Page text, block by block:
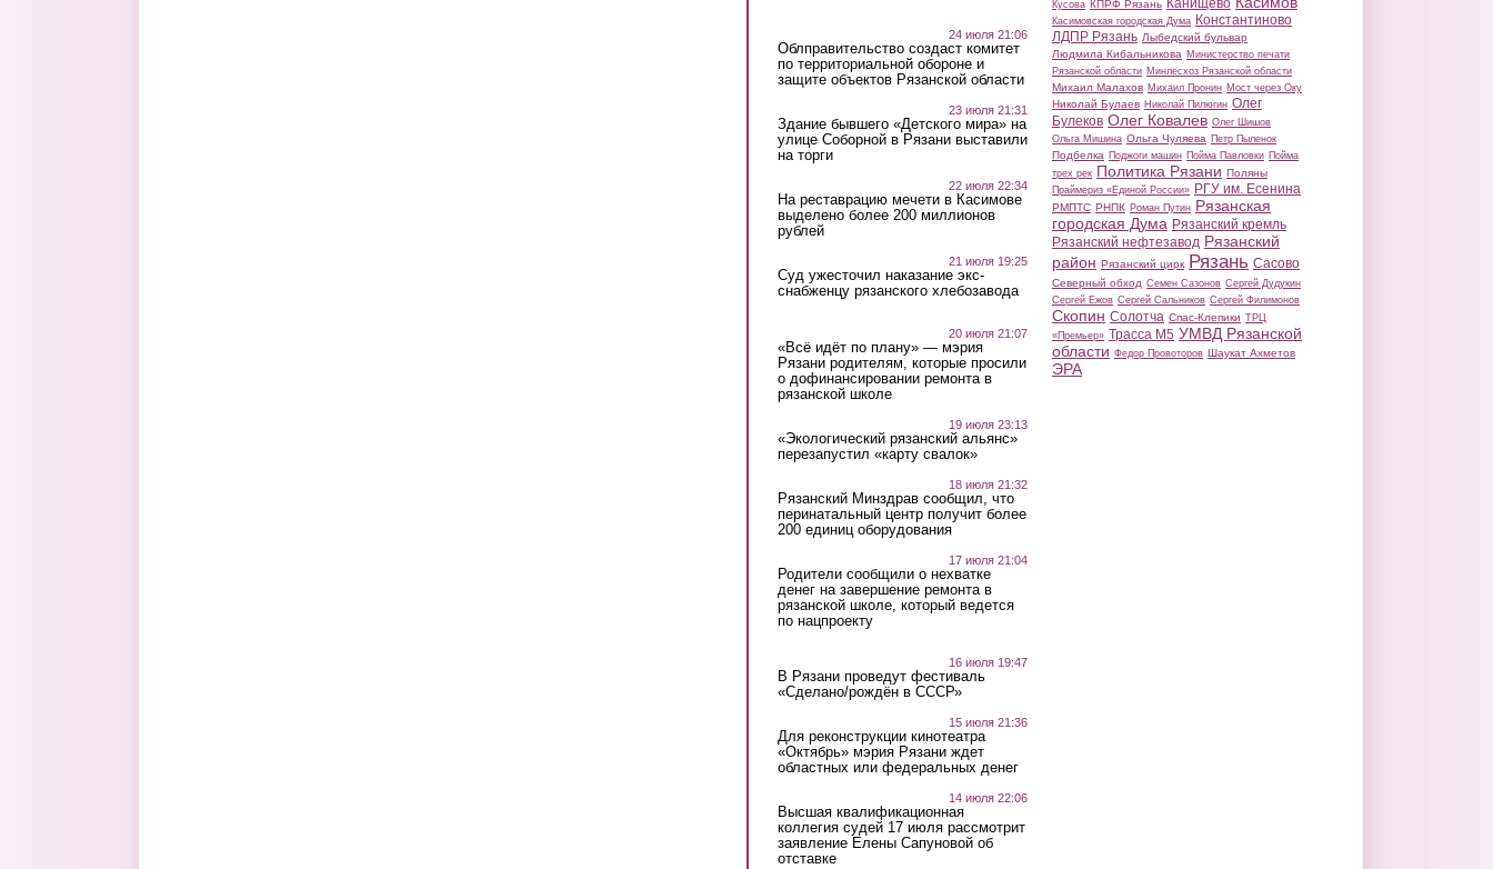
24 июля 21:06
Облправительство создаст комитет
по территориальной обороне и
защите объектов Рязанской области
23 июля 21:31
Здание бывшего «Детского мира» на
улице Соборной в Рязани выставили
на торги
22 июля 22:34
На реставрацию мечети в Касимове
выделено более 200 миллионов
рублей
21 июля 19:25
Суд ужесточил наказание экс-
снабженцу рязанского хлебозавода
20 июля 21:07
«Всё идёт по плану» — мэрия
Рязани родителям, которые просили
о дофинансировании ремонта в
рязанской школе
19 июля 23:13
«Экологический рязанский альянс»
перезапустил «карту свалок»
18 июля 21:32
Рязанский Минздрав сообщил, что
перинатальный центр получит более
200 единиц оборудования
17 июля 21:04
Родители сообщили о нехватке
денег на завершение ремонта в
рязанской школе, который ведется
по нацпроекту
16 июля 19:47
В Рязани проведут фестиваль
«Сделано/рождён в СССР»
15 июля 21:36
Для реконструкции кинотеатра
«Октябрь» мэрия Рязани ждет
областных или федеральных денег
14 июля 22:06
Высшая квалификационная
коллегия судей 17 июля рассмотрит
заявление Елены Сапуновой об
отставке
Кусова КПРФ Рязань Канищево
Касимовская городская Дума Константиново
ЛДПР Рязань Лыбедский бульвар
Людмила Кибальникова Министерство печати
Рязанской области Минлесхоз Рязанской области
Михаил Малахов Михаил Пронин Мост через Оку
Николай Булаев Николай Пилюгин Олег
Булеков Олег Ковалев Олег Шишов
Ольга Мишина Ольга Чуляева Петр Пыленок
Подбелка Поджоги машин Пойма Павловки Пойма
трех рек Политика Рязани Поляны
Праймериз «Единой России» РГУ им. Есенина
РМПТС РНПК Роман Путин Рязанская
городская Дума Рязанский кремль
Рязанский нефтезавод Рязанский
район Рязанский цирк Рязань Сасово
Северный обход Семен Сазонов Сергей Дудукин
Сергей Ежов Сергей Сальников Сергей Филимонов
Скопин Солотча Спас-Клепики ТРЦ
«Премьер» Трасса М5 УМВД Рязанской
области Федор Провоторов Шаукат Ахметов
ЭРА